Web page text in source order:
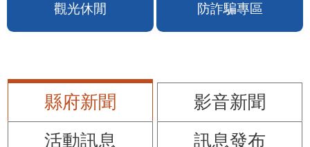
觀光休閒 防詐騙專區
縣府新聞
影音新聞
活動訊息
訊息發布